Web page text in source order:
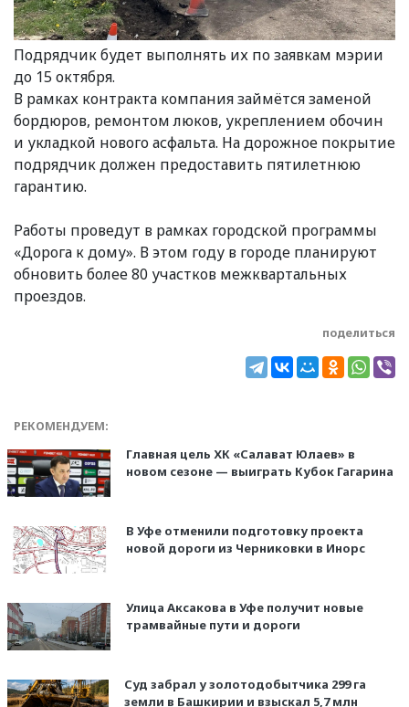
Подрядчик будет выполнять их по заявкам мэрии
до 15 октября.
В рамках контракта компания займётся заменой
бордюров, ремонтом люков, укреплением обочин
и укладкой нового асфальта. На дорожное покрытие
подрядчик должен предоставить пятилетнюю
гарантию.
Работы проведут в рамках городской программы
«Дорога к дому». В этом году в городе планируют
обновить более 80 участков межквартальных
проездов.
поделиться
РЕКОМЕНДУЕМ:
Главная цель ХК «Салават Юлаев» в
новом сезоне — выиграть Кубок Гагарина
В Уфе отменили подготовку проекта
новой дороги из Черниковки в Инорс
Улица Аксакова в Уфе получит новые
трамвайные пути и дороги
Суд забрал у золотодобытчика 299 га
земли в Башкирии и взыскал 5,7 млн